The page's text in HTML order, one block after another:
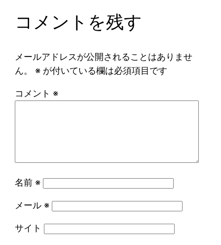
コメントを残す
メールアドレスが公開されることはありませ
ん。
※ が付いている欄は必須項目です
コメント ※
名前 ※
メール ※
サイト